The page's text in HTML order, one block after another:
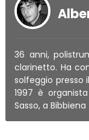
36 anni,
clarinetto. Ha
solfeggio presso
1997 è
Sasso, a Bibbiena